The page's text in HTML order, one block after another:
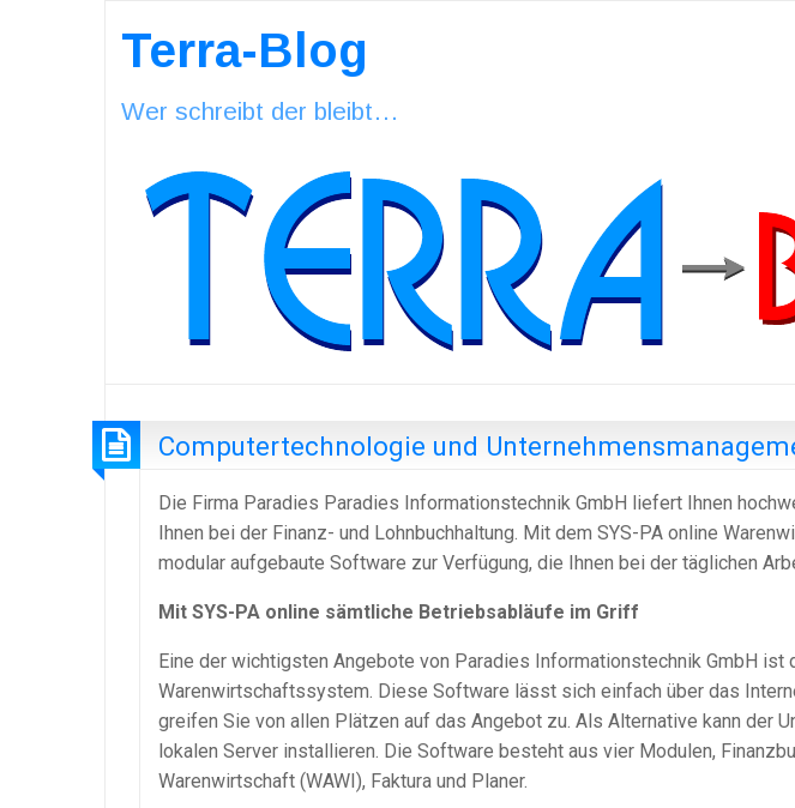
Terra-Blog
Wer schreibt der bleibt…
Computertechnologie und
Die Firma Paradies Paradies Informationstechnik GmbH liefert Ihnen
Ihnen bei der Finanz- und Lohnbuchhaltung . Mit dem SYS-PA online
modular aufgebaute Software zur Verfügung, die Ihnen bei der täglichen
Mit SYS-PA online sämtliche Betriebsabläufe im Griff
Eine der wichtigsten Angebote von Paradies Informationstechnik GmbH ist
Warenwirtschaftssystem . Diese Software lässt sich einfach über das
greifen Sie von allen Plätzen auf das Angebot zu. Als Alternative kann der
lokalen Server installieren. Die Software besteht aus vier Modulen,
Warenwirtschaft (WAWI), Faktura und Planer.